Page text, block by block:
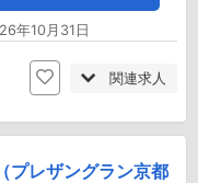
年10月31日
関連求人
プレザングラン京都